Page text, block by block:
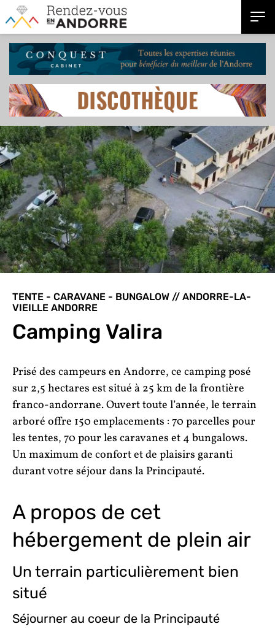
TENTE - CARAVANE - BUNGALOW // ANDORRE-LA-
VIEILLE ANDORRE
Camping Valira
Prisé des campeurs en Andorre, ce camping posé
sur 2,5 hectares est situé à 25 km de la frontière
franco-andorrane. Ouvert toute l’année, le terrain
arboré offre 150 emplacements : 70 parcelles pour
les tentes, 70 pour les caravanes et 4 bungalows.
Un maximum de confort et de plaisirs garanti
durant votre séjour dans la Principauté.
A propos de cet
hébergement de plein air
Un terrain particulièrement bien
situé
Séjourner au coeur de la Principauté